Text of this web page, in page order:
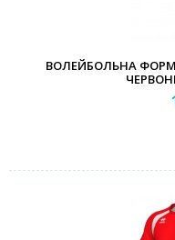
ВОЛЕЙБОЛЬНА ФОРМА